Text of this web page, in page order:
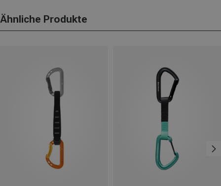
Ähnliche Produkte